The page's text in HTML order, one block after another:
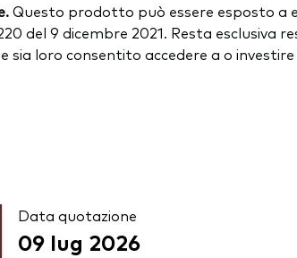
Questo prodotto può essere esposto a
del 9 dicembre 2021. Resta
sia loro consentito accedere a o
Data quotazione
09 lug 2026